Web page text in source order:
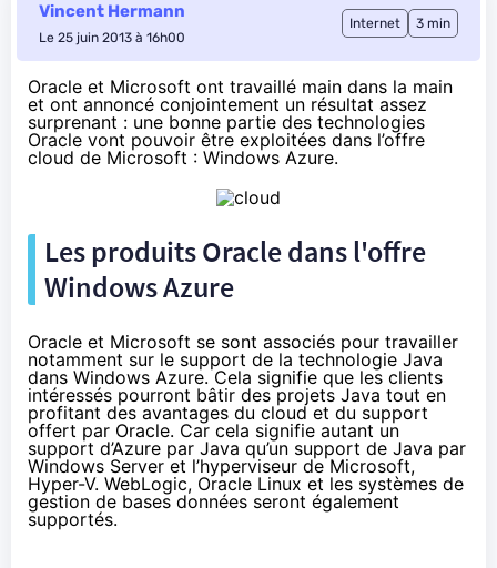
Vincent Hermann
Le 25 juin 2013 à 16h00
Internet 3 min
Oracle et Microsoft ont travaillé main dans la main
et ont annoncé conjointement un résultat assez
surprenant : une bonne partie des technologies
Oracle vont pouvoir être exploitées dans l’offre
cloud de Microsoft : Windows Azure.
Les produits Oracle dans l'offre
Windows Azure
Oracle et Microsoft se sont associés pour travailler
notamment sur le support de la technologie Java
dans Windows Azure. Cela signifie que les clients
intéressés pourront bâtir des projets Java tout en
profitant des avantages du cloud et du support
offert par Oracle. Car cela signifie autant un
support d’Azure par Java qu’un support de Java par
Windows Server et l’hyperviseur de Microsoft,
Hyper-V. WebLogic, Oracle Linux et les systèmes de
gestion de bases données seront également
supportés.